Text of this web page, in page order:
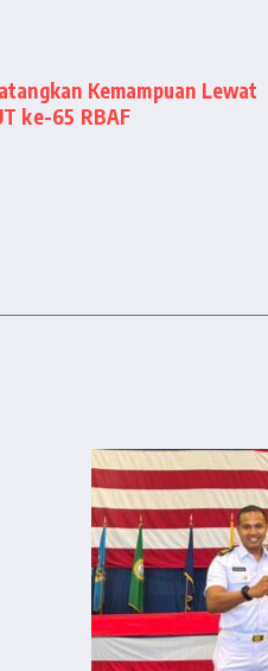
Kemampuan Lewat
ke-65 RBAF